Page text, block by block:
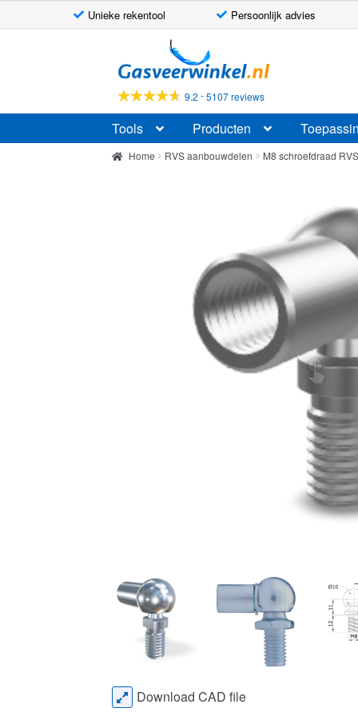
Unieke rekentool Persoonlijk advies
door
naar
navigatie
naar
de
inhoud
9.2 -5107 reviews
Tools Producten
Home RVS aanbouwdelen M8 schroefdraad
Download CAD file